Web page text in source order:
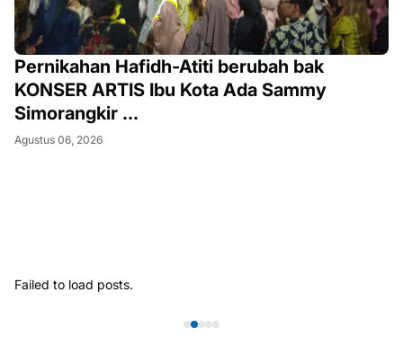
Pernikahan Hafidh-Atiti berubah bak
KONSER ARTIS Ibu Kota Ada Sammy
Simorangkir ...
Agustus 06, 2026
Failed to load posts.